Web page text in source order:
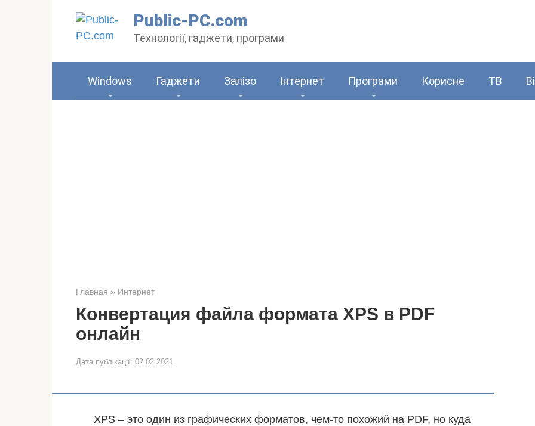
Public-PC.com
Технології, гаджети, програми
Windows Гаджети Залізо Інтернет Програми Корисне ТВ
Главная » Интернет
Конвертация файла формата XPS в PDF
онлайн
Дата публікації: 02.02.2021
XPS – это один из графических форматов, чем-то похожий на PDF, но куда